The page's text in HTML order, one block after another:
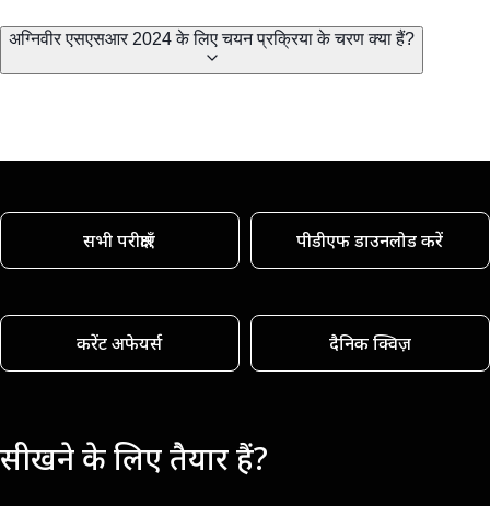
अग्निवीर एसएसआर 2024 के लिए चयन प्रक्रिया के चरण क्या हैं?
सभी परीक्षाएँ पीडीएफ डाउनलोड करें
करेंट अफेयर्स दैनिक क्विज़
सीखने के लिए तैयार हैं?